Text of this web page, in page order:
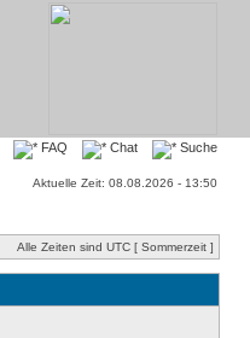
FAQ Chat Suche
Aktuelle Zeit: 08.08.2026 - 13:50
Alle Zeiten sind UTC [ Sommerzeit ]